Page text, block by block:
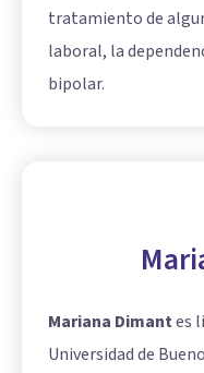
tratamiento de
laboral, la
bipolar.
Mariana Dimantes
Universidad de